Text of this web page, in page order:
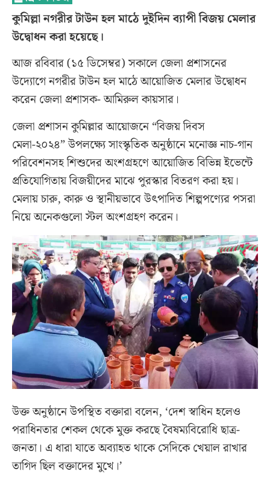
কুমিল্লা নগরীর টাউন হল মাঠে দুইদিন ব্যাপী বিজয় মেলার
উদ্বোধন করা হয়েছে।
আজ রবিবার (১৫ ডিসেম্বর) সকালে জেলা প্রশাসনের
উদ্যোগে নগরীর টাউন হল মাঠে আয়োজিত মেলার উদ্বোধন
করেন জেলা প্রশাসক- আমিরুল কায়সার।
জেলা প্রশাসন কুমিল্লার আয়োজনে “বিজয় দিবস
মেলা-২০২৪” উপলক্ষ্যে সাংস্কৃতিক অনুষ্ঠানে মনোজ্ঞ নাচ-গান
পরিবেশনসহ শিশুদের অংশগ্রহণে আয়োজিত বিভিন্ন ইভেন্টে
প্রতিযোগিতায় বিজয়ীদের মাঝে পুরস্কার বিতরণ করা হয়।
মেলায় চারু, কারু ও স্থানীয়ভাবে উৎপাদিত শিল্পপণ্যের পসরা
নিয়ে অনেকগুলো স্টল অংশগ্রহণ করেন।
উক্ত অনুষ্ঠানে উপস্থিত বক্তারা বলেন, ‘দেশ স্বাধিন হলেও
পরাধিনতার শেকল থেকে মুক্ত করছে বৈষম্যবিরোধি ছাত্র-
জনতা। এ ধারা যাতে অব্যাহত থাকে সেদিকে খেয়াল রাখার
তাগিদ ছিল বক্তাদের মুখে।’